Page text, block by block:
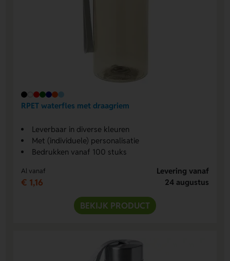
RPET waterfles met draagriem
Leverbaar in diverse kleuren
Met (individuele) personalisatie
Bedrukken vanaf 100 stuks
Al vanaf
€ 1,16
Levering vanaf
24 augustus
BEKIJK PRODUCT